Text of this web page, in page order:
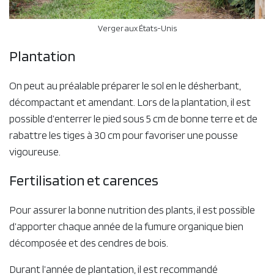
Verger aux États-Unis
Plantation
On peut au préalable préparer le sol en le désherbant,
décompactant et amendant. Lors de la plantation, il est
possible d’enterrer le pied sous 5 cm de bonne terre et de
rabattre les tiges à 30 cm pour favoriser une pousse
vigoureuse.
Fertilisation et carences
Pour assurer la bonne nutrition des plants, il est possible
d’apporter chaque année de la fumure organique bien
décomposée et des cendres de bois.
Durant l’année de plantation, il est recommandé